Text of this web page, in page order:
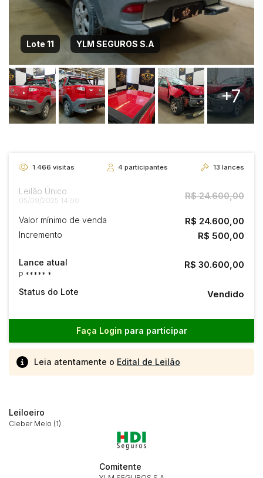
Lote 11 YLM SEGUROS S.A
+7
1.466 visitas 4 participantes 13 lances
Leilão Único
05/09/2025 14:00 R$ 24.600,00
Valor mínimo de venda R$ 24.600,00
Incremento R$ 500,00
Lance atual
P ***** *
R$ 30.600,00
Status do Lote Vendido
Faça Login para participar
Leia atentamente o Edital de Leilão
Leiloeiro
Cleber Melo (1)
Comitente